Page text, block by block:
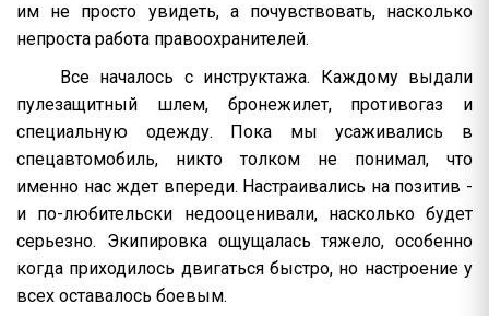
им не просто увидеть, а почувствовать, насколько
непроста работа правоохранителей.
Все началось с инструктажа. Каждому выдали
пулезащитный шлем, бронежилет, противогаз и
специальную одежду. Пока мы усаживались в
спецавтомобиль, никто толком не понимал, что
именно нас ждет впереди. Настраивались на позитив -
и по-любительски недооценивали, насколько будет
серьезно. Экипировка ощущалась тяжело, особенно
когда приходилось двигаться быстро, но настроение у
всех оставалось боевым.